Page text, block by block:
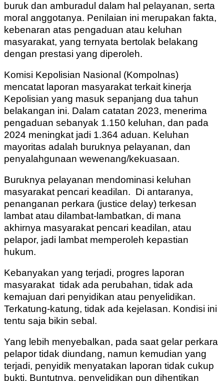
buruk dan amburadul dalam hal pelayanan, serta
moral anggotanya. Penilaian ini merupakan fakta,
kebenaran atas pengaduan atau keluhan
masyarakat, yang ternyata bertolak belakang
dengan prestasi yang diperoleh.
Komisi Kepolisian Nasional (Kompolnas)
mencatat laporan masyarakat terkait kinerja
Kepolisian yang masuk sepanjang dua tahun
belakangan ini. Dalam catatan 2023, menerima
pengaduan sebanyak 1.150 keluhan, dan pada
2024 meningkat jadi 1.364 aduan. Keluhan
mayoritas adalah buruknya pelayanan, dan
penyalahgunaan wewenang/kekuasaan.
Buruknya pelayanan mendominasi keluhan
masyarakat pencari keadilan. Di antaranya,
penanganan perkara (justice delay) terkesan
lambat atau dilambat-lambatkan, di mana
akhirnya masyarakat pencari keadilan, atau
pelapor, jadi lambat memperoleh kepastian
hukum.
Kebanyakan yang terjadi, progres laporan
masyarakat tidak ada perubahan, tidak ada
kemajuan dari penyidikan atau penyelidikan.
Terkatung-katung, tidak ada kejelasan. Kondisi ini
tentu saja bikin sebal.
Yang lebih menyebalkan, pada saat gelar perkara
pelapor tidak diundang, namun kemudian yang
terjadi, penyidik menyatakan laporan tidak cukup
bukti. Buntutnya, penyelidikan pun dihentikan